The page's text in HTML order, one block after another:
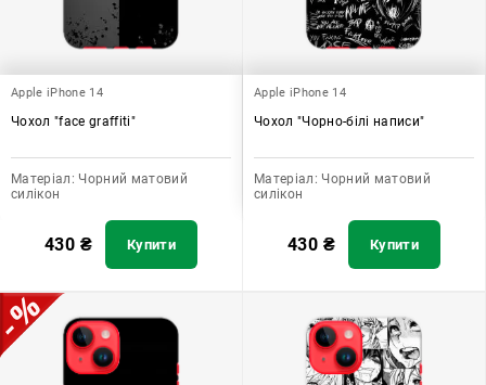
Apple iPhone 14
Чохол "face graffiti"
Матеріал: Чорний матовий
силікон
430 ₴ Купити
Apple iPhone 14
Чохол "Чорно-білі написи"
Матеріал: Чорний матовий
силікон
430 ₴ Купити